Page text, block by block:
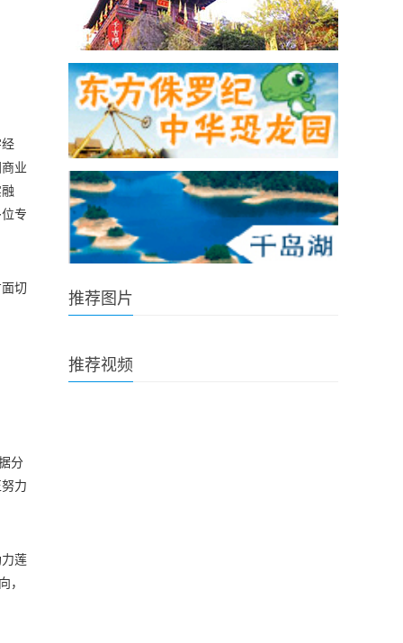
业
专
切
分
力
莲
，
推荐图片
推荐视频